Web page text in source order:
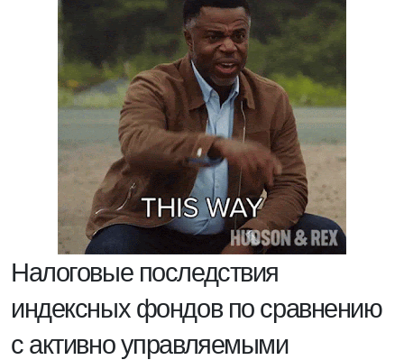
Налоговые последствия
индексных фондов по сравнению
с активно управляемыми